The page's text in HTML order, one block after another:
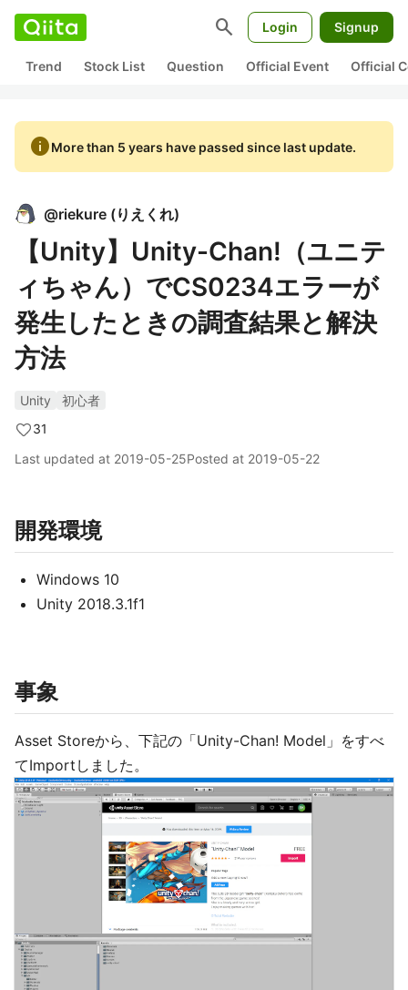
search Login Signup
Trend Stock List Question Official Event Official
infoMore than 5 years have passed since last update.
@riekure (りえくれ)
【Unity】Unity-Chan!（ユニテ
ィちゃん）でCS0234エラーが
発生したときの調査結果と解決
方法
Unity
初心者
31
Last updated at 2019-05-25Posted at 2019-05-22
開発環境
Windows 10
Unity 2018.3.1f1
事象
Asset Storeから、下記の「Unity-Chan! Model」をすべ
てImportしました。